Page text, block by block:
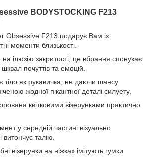
BODYSTOCKING F213
Obsessive F213 подарує Вам із
моменти близькості.
ілюзію закритості, це вбрання спонукає
почуттів та емоцій.
тіло як рукавичка, не даючи шансу
жодної пікантної деталі силуету.
квітковими візерунками практично
у середній частині візуально
витончує талію.
візерунки на ніжках імітують гумки